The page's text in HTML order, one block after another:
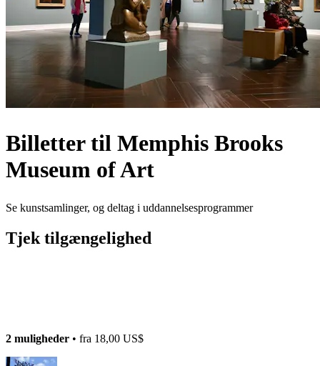
Billetter til Memphis Brooks
Museum of Art
Se kunstsamlinger, og deltag i uddannelsesprogrammer
Tjek tilgængelighed
2 muligheder • fra 18,00 US$